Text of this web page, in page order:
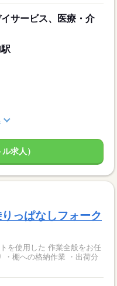
サービス、医療・介
求人）
っぱなしフォーク
を使用した 作業全般をお任
・棚への格納作業 ・出荷分